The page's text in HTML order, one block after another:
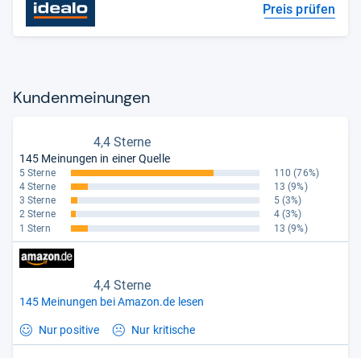
Preis prüfen
Kun­den­mei­nun­gen
4,4 Sterne
145 Meinungen in einer Quelle
5 Sterne 110 (76%)
4 Sterne
13 (9%)
3 Sterne
5 (3%)
2 Sterne
4 (3%)
1 Stern
13 (9%)
4,4 Sterne
145 Meinungen bei Amazon.de lesen
Nur positive Nur kritische